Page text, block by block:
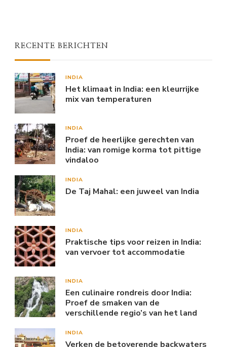
RECENTE BERICHTEN
INDIA
Het klimaat in India: een kleurrijke
mix van temperaturen
INDIA
Proef de heerlijke gerechten van
India: van romige korma tot pittige
vindaloo
INDIA
De Taj Mahal: een juweel van India
INDIA
Praktische tips voor reizen in India:
van vervoer tot accommodatie
INDIA
Een culinaire rondreis door India:
Proef de smaken van de
verschillende regio’s van het land
INDIA
Verken de betoverende backwaters